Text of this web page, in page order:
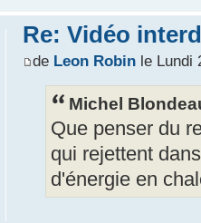
Re: Vidéo
de Leon Robinle Lundi
Michel
Que penser du
qui rejettent
d'énergie en